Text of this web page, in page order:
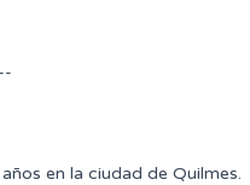
en la ciudad de Quilmes.